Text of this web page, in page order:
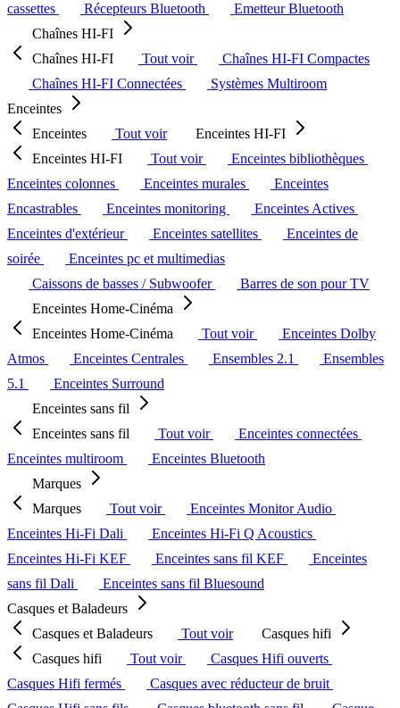
cassettes
Récepteurs Bluetooth
Emetteur Bluetooth
Chaînes HI-FI
Chaînes HI-FI
Tout voir
Chaînes HI-FI Compactes
Chaînes HI-FI Connectées
Systèmes Multiroom
Enceintes
Enceintes
Tout voir
Enceintes HI-FI
Enceintes HI-FI
Tout voir
Enceintes bibliothèques
Enceintes colonnes
Enceintes murales
Enceintes
Encastrables
Enceintes monitoring
Enceintes Actives
Enceintes d'extérieur
Enceintes satellites
Enceintes de
soirée
Enceintes pc et multimedias
Caissons de basses / Subwoofer
Barres de son pour TV
Enceintes Home-Cinéma
Enceintes Home-Cinéma
Tout voir
Enceintes Dolby
Atmos
Enceintes Centrales Ensembles 2.1
Ensembles
5.1
Enceintes Surround
Enceintes sans fil
Enceintes sans fil
Tout voir
Enceintes connectées
Enceintes multiroom
Enceintes Bluetooth
Marques
Marques
Tout voir
Enceintes Monitor Audio
Enceintes Hi-Fi Dali
Enceintes Hi-Fi Q Acoustics
Enceintes Hi-Fi KEF
Enceintes sans fil KEF
Enceintes
sans fil Dali
Enceintes sans fil Bluesound
Casques et Baladeurs
Casques et Baladeurs
Tout voir
Casques hifi
Casques hifi
Tout voir
Casques Hifi ouverts
Casques Hifi fermés
Casques avec réducteur de bruit